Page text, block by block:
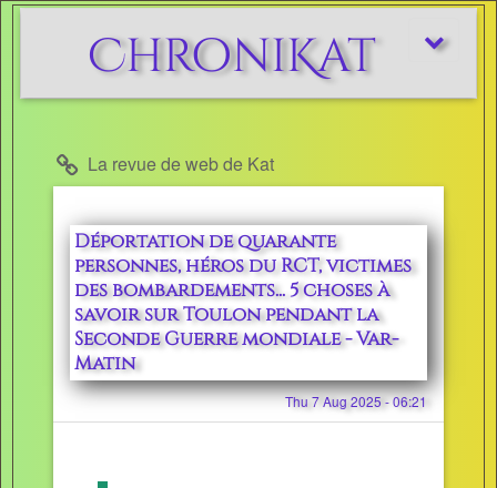
Afficher/
ChroniKat
La revue de web de Kat
Déportation de quarante
personnes, héros du RCT, victimes
des bombardements... 5 choses à
savoir sur Toulon pendant la
Seconde Guerre mondiale - Var-
Matin
Thu 7 Aug 2025 - 06:21